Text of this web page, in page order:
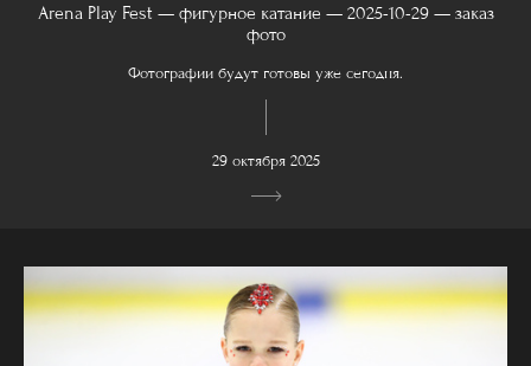
Arena Play Fest — фигурное катание — 2025-10-29 — заказ
фото
Фотографии будут готовы уже сегодня.
29 октября 2025